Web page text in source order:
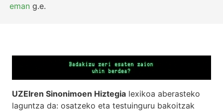
eman g.e.
UZEIren Sinonimoen Hiztegia lexikoa aberasteko
laguntza da: osatzeko eta testuinguru bakoitzak